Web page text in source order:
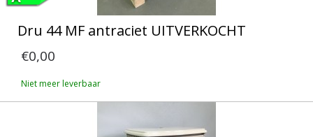
Dru 44 MF antraciet UITVERKOCHT
€0,00
Niet meer leverbaar